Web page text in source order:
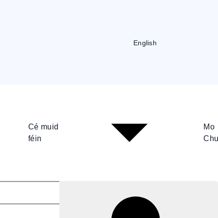
English
Cé muid
féin
Mo